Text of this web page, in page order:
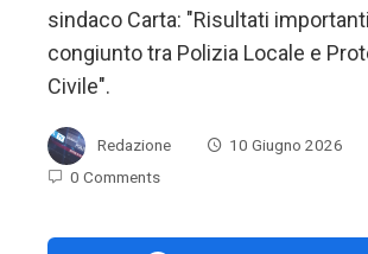
sindaco Carta: "Risultati
congiunto tra Polizia Locale e
Civile".
Redazione
10 Giugno 2026
0 Comments